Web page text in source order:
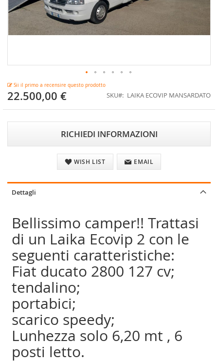
Sii il primo a recensire questo prodotto
22.500,00 € SKU LAIKA ECOVIP MANSARDATO
RICHIEDI INFORMAZIONI
WISH LIST EMAIL
Vai
all'inizio
della
galleria
Dettagli
Bellissimo camper!! Trattasi
di un Laika Ecovip 2 con le
seguenti caratteristiche:
Fiat ducato 2800 127 cv;
tendalino;
portabici;
scarico speedy;
Lunhezza solo 6,20 mt , 6
posti letto.